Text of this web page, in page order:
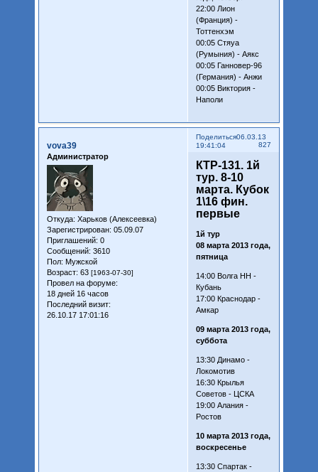
22:00 Лион
(Франция) -
Тоттенхэм
00:05 Стяуа
(Румыния) - Аякс
00:05 Ганновер-96
(Германия) - Анжи
00:05 Виктория -
Наполи
Поделиться
827
06.03.13
19:41:04
vova39
Администратор
Откуда: Харьков (Алексеевка)
Зарегистрирован: 05.09.07
Приглашений: 0
Сообщений: 3610
Пол: Мужской
Возраст: 63 [1963-07-30]
Провел на форуме:
18 дней 16 часов
Последний визит:
26.10.17 17:01:16
КТР-131. 1й
тур. 8-10
марта. Кубок
1\16 фин.
первые
1й тур
08 марта 2013 года,
пятница
14:00 Волга НН -
Кубань
17:00 Краснодар -
Амкар
09 марта 2013 года,
суббота
13:30 Динамо -
Локомотив
16:30 Крылья
Советов - ЦСКА
19:00 Алания -
Ростов
10 марта 2013 года,
воскресенье
13:30 Спартак -